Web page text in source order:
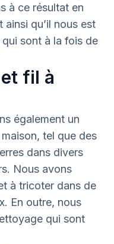
à ce résultat en
ainsi qu’il nous est
sont à la fois de
fil à
également un
tel que des
dans divers
Nous avons
à tricoter dans de
En outre, nous
qui sont